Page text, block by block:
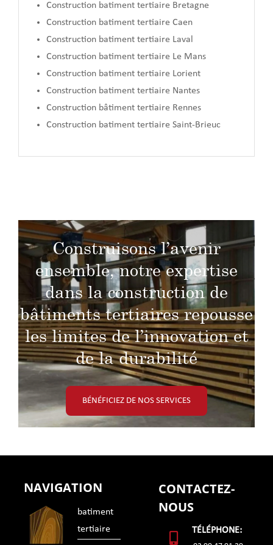
Construction batiment tertiaire Bretagne
Construction batiment tertiaire Caen
Construction batiment tertiaire Laval
Construction batiment tertiaire Le Mans
Construction batiment tertiaire Lorient
Construction batiment tertiaire Nantes
Construction bâtiment tertiaire Rennes
Construction batiment tertiaire Saint-Brieuc
Construisons l’avenir
ensemble, notre expertise
dans la construction de
bâtiments tertiaires repousse
les limites de l’innovation et
de la durabilité
BÉNÉFICIEZ DE NOS SERVICES
NAVIGATION
batiment
tertiaire
CONTACTEZ-
NOUS
TÉLÉPHONE: